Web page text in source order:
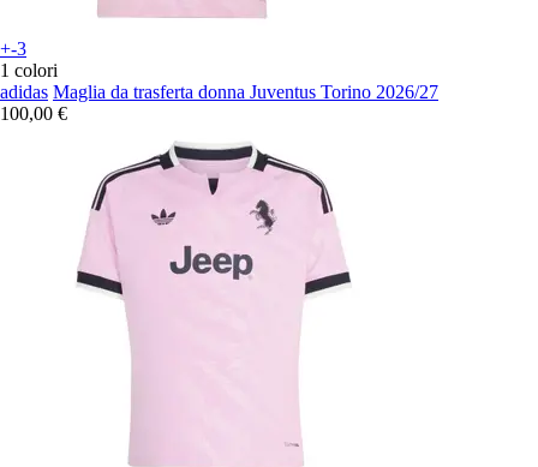
+-3
1 colori
adidas Maglia da trasferta donna Juventus Torino 2026/27
100,00 €